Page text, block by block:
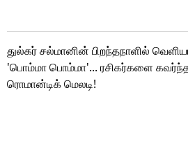
துல்கர் சல்மானின் பிறந்தநாளில்
'பொம்மா பொம்மா'... ரசிகர்களை
ரொமான்டிக் மெலடி!